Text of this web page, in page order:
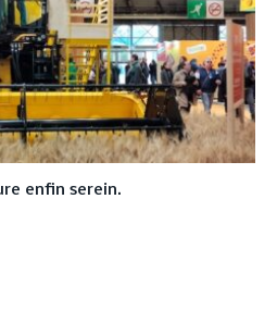
enfin serein.